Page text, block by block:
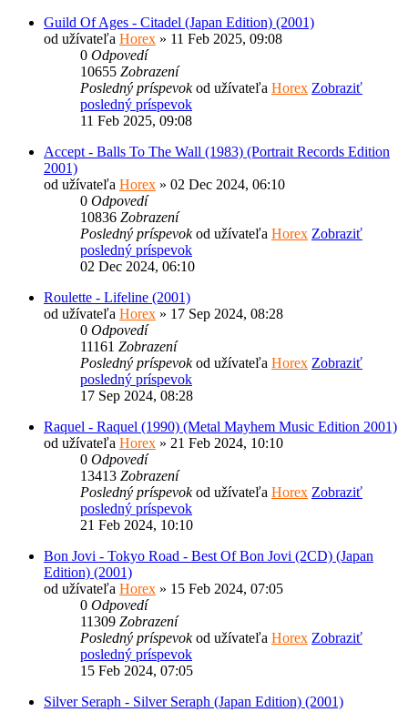
Guild Of Ages - Citadel (Japan Edition) (2001)
od užívateľa Horex » 11 Feb 2025, 09:08
0 Odpovedí
10655 Zobrazení
Posledný príspevokod užívateľa Horex Zobraziť
posledný príspevok
11 Feb 2025, 09:08
Accept - Balls To The Wall (1983) (Portrait Records Edition
2001)
od užívateľa Horex » 02 Dec 2024, 06:10
0 Odpovedí
10836 Zobrazení
Posledný príspevokod užívateľa Horex Zobraziť
posledný príspevok
02 Dec 2024, 06:10
Roulette - Lifeline (2001)
od užívateľa Horex » 17 Sep 2024, 08:28
0 Odpovedí
11161 Zobrazení
Posledný príspevokod užívateľa Horex Zobraziť
posledný príspevok
17 Sep 2024, 08:28
Raquel - Raquel (1990) (Metal Mayhem Music Edition 2001)
od užívateľa Horex » 21 Feb 2024, 10:10
0 Odpovedí
13413 Zobrazení
Posledný príspevokod užívateľa Horex Zobraziť
posledný príspevok
21 Feb 2024, 10:10
Bon Jovi - Tokyo Road - Best Of Bon Jovi (2CD) (Japan
Edition) (2001)
od užívateľa Horex » 15 Feb 2024, 07:05
0 Odpovedí
11309 Zobrazení
Posledný príspevokod užívateľa Horex Zobraziť
posledný príspevok
15 Feb 2024, 07:05
Silver Seraph - Silver Seraph (Japan Edition) (2001)